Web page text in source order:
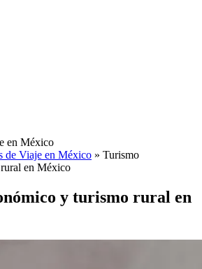
en México
de Viaje en México » Turismo
en México
y turismo rural en